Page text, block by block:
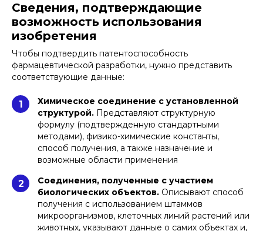
Сведения, подтверждающие
возможность использования
изобретения
Чтобы подтвердить патентоспособность
фармацевтической разработки, нужно представить
соответствующие данные:
1
Химическое соединение с установленной
структурой. Представляют структурную
формулу (подтвержденную стандартными
методами), физико-химические константы,
способ получения, а также назначение и
возможные области применения
2
Соединения, полученные с участием
биологических объектов. Описывают способ
получения с использованием штаммов
микроорганизмов, клеточных линий растений или
животных, указывают данные о самих объектах и,
ФГБУ ФНКЦРиО ФМБА
Рекомендуем «Афонин, Божор и
партнеры» как надежного подрядчика
для патентования медицинских
кратчайшие сроки
Являюсь соавтором одной из ведущих
вакцин по борьбе с гриппом, работаю с
2022 г. с командой «АБП», успешно
выиграли каждый суд, с которым я к ним
обращался